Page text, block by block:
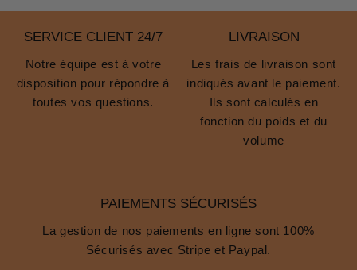
SERVICE CLIENT 24/7
Notre équipe est à votre
disposition pour répondre à
toutes vos questions.
LIVRAISON
Les frais de livraison sont
indiqués avant le paiement.
Ils sont calculés en
fonction du poids et du
volume
PAIEMENTS SÉCURISÉS
La gestion de nos paiements en ligne sont 100%
Sécurisés avec Stripe et Paypal.